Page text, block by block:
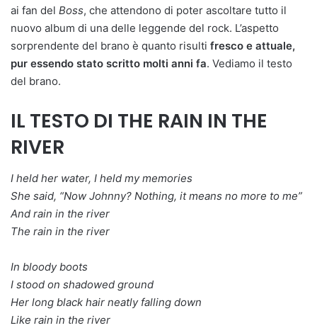
ai fan del Boss, che attendono di poter ascoltare tutto il
nuovo album di una delle leggende del rock. L’aspetto
sorprendente del brano è quanto risulti fresco e attuale,
pur essendo stato scritto molti anni fa. Vediamo il testo
del brano.
IL TESTO DI THE RAIN IN THE
RIVER
I held her water, I held my memories
She said, “Now Johnny? Nothing, it means no more to me”
And rain in the river
The rain in the river
In bloody boots
I stood on shadowed ground
Her long black hair neatly falling down
Like rain in the river